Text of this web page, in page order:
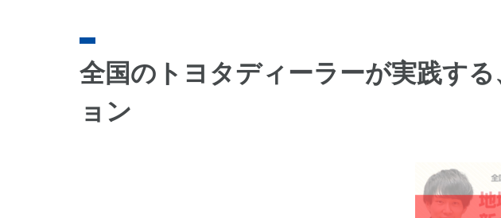
全国のトヨタディーラーが実践す
ョン